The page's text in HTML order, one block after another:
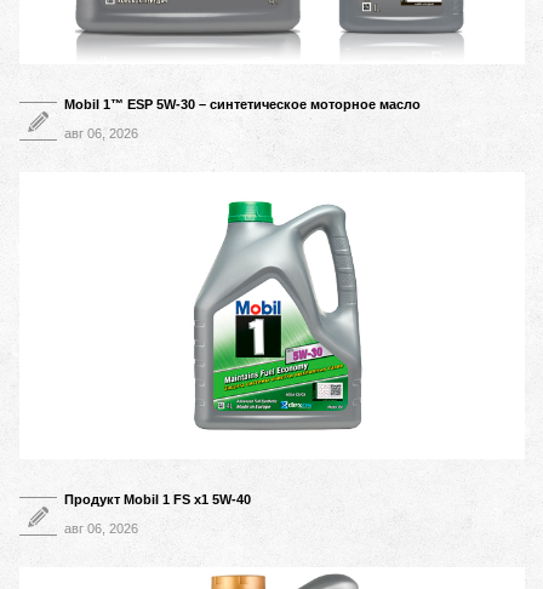
Mobil 1™ ESP 5W-30 – синтетическое моторное масло
авг 06, 2026
Продукт Mobil 1 FS x1 5W-40
авг 06, 2026